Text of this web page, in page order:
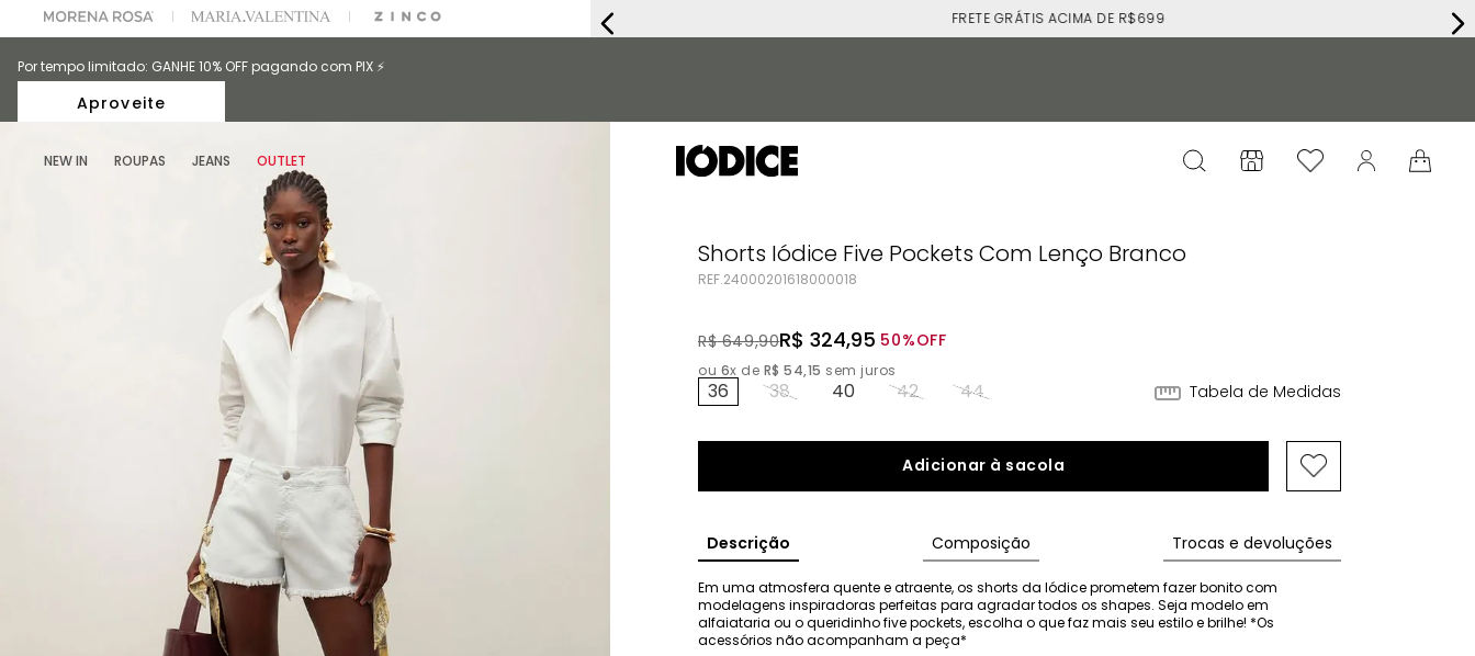
ESCOLHER SEU LOOK? FALE COM NOSSA PERSONAL SHOPPER. FRETE GRÁTIS ACIMA DE R$699
Por tempo limitado: GANHE 10% OFF pagando com PIX ⚡️
Aproveite
NEW IN ROUPAS JEANS OUTLET
Shorts Iódice Five Pockets Com Lenço Branco
REF.24000201618000018
R$ 649,90R$ 324,95 50%OFF
ou 6x de R$ 54,15 sem juros
36 38 40 42 44 Tabela de Medidas
Adicionar à sacola
Descrição Composição Trocas e devoluções
Em uma atmosfera quente e atraente, os shorts da Iódice prometem fazer bonito com
modelagens inspiradoras perfeitas para agradar todos os shapes. Seja modelo em
alfaiataria ou o queridinho five pockets, escolha o que faz mais seu estilo e brilhe! *Os
acessórios não acompanham a peça*